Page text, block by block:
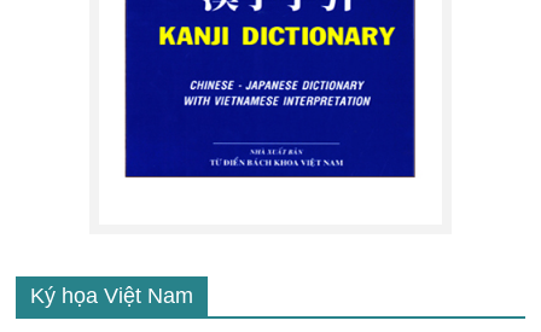
Ký họa Việt Nam